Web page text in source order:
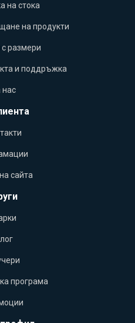
на стока
на продукти
размери
и поддръжка
нас
сайта
програма